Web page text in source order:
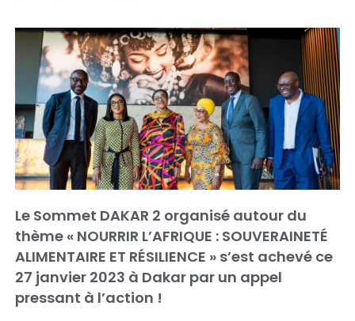
Le Sommet DAKAR 2 organisé autour du
thème « NOURRIR L’AFRIQUE : SOUVERAINETÉ
ALIMENTAIRE ET RÉSILIENCE » s’est achevé ce
27 janvier 2023 à Dakar par un appel
pressant à l’action !